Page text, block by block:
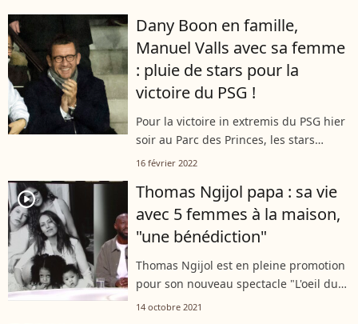
scénariste a évoquée dans une
interview...
Dany Boon en famille,
Manuel Valls avec sa femme
: pluie de stars pour la
victoire du PSG !
Pour la victoire in extremis du PSG hier
soir au Parc des Princes, les stars
étaient au rendez-vous ! Entre Dany
amoureux, les célébrités se sont...
16 février 2022
player2
Thomas Ngijol papa : sa vie
avec 5 femmes à la maison,
"une bénédiction"
Thomas Ngijol est en pleine promotion
pour son nouveau spectacle "L'oeil du
tigre". Sur le plateau de "Quotidien",
14 octobre 2021